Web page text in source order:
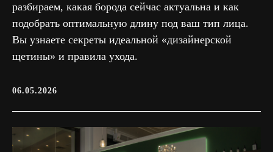
разбираем, какая борода сейчас актуальна и как
подобрать оптимальную длину под ваш тип лица.
Вы узнаете секреты идеальной «дизайнерской
щетины» и правила ухода.
06.05.2026